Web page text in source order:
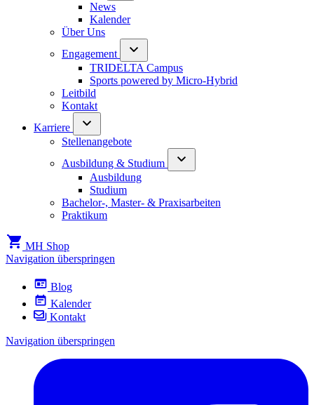
News
Kalender
Über Uns
Engagement
TRIDELTA Campus
Sports powered by Micro-Hybrid
Leitbild
Kontakt
Karriere
Stellenangebote
Ausbildung & Studium
Ausbildung
Studium
Bachelor-, Master- & Praxisarbeiten
Praktikum
MH Shop
Navigation überspringen
Blog
Kalender
Kontakt
Navigation überspringen